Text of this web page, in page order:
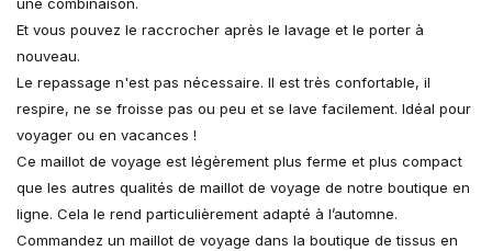
une combinaison.
Et vous pouvez le raccrocher après le lavage et le porter à
nouveau.
Le repassage n'est pas nécessaire. Il est très confortable, il
respire, ne se froisse pas ou peu et se lave facilement. Idéal pour
voyager ou en vacances !
Ce maillot de voyage est légèrement plus ferme et plus compact
que les autres qualités de maillot de voyage de notre boutique en
ligne. Cela le rend particulièrement adapté à l’automne.
Commandez un maillot de voyage dans la boutique de tissus en